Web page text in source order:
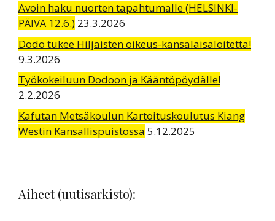
Avoin haku nuorten tapahtumalle (HELSINKI-
PÄIVÄ 12.6.) 23.3.2026
Dodo tukee Hiljaisten oikeus-kansalaisaloitetta!
9.3.2026
Työkokeiluun Dodoon ja Kääntöpöydälle!
2.2.2026
Kafutan Metsäkoulun Kartoituskoulutus Kiang
Westin Kansallispuistossa 5.12.2025
Aiheet (uutisarkisto):